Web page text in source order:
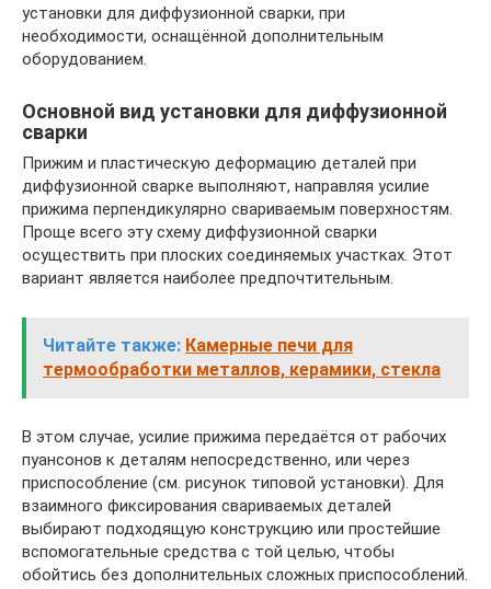
установки для диффузионной сварки, при
необходимости, оснащённой дополнительным
оборудованием.
Основной вид установки для диффузионной
сварки
Прижим и пластическую деформацию деталей при
диффузионной сварке выполняют, направляя усилие
прижима перпендикулярно свариваемым поверхностям.
Проще всего эту схему диффузионной сварки
осуществить при плоских соединяемых участках. Этот
вариант является наиболее предпочтительным.
Читайте также: Камерные печи для
термообработки металлов, керамики, стекла
В этом случае, усилие прижима передаётся от рабочих
пуансонов к деталям непосредственно, или через
приспособление (см. рисунок типовой установки). Для
взаимного фиксирования свариваемых деталей
выбирают подходящую конструкцию или простейшие
вспомогательные средства с той целью, чтобы
обойтись без дополнительных сложных приспособлений.